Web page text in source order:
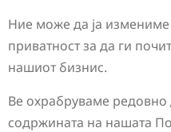
Ние може да ја
приватност за да ги
нашиот бизнис.
Ве охрабруваме редовно
содржината на нашата